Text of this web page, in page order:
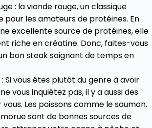
: la viande rouge, un classique
pour les amateurs de protéines. En
excellente source de protéines, elle
riche en créatine. Donc, faites-vous
bon steak saignant de temps en
: Si vous êtes plutôt du genre à avoir
vous inquiétez pas, il y a aussi des
Les poissons comme le saumon,
sont de bonnes sources de